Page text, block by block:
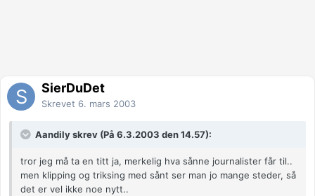
SierDuDet
Skrevet 6. mars 2003
Aandily skrev (På 6.3.2003 den 14.57):
tror jeg må ta en titt ja, merkelig hva sånne journalister får til..
men klipping og triksing med sånt ser man jo mange steder, så
det er vel ikke noe nytt..